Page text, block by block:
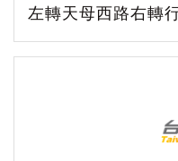
左轉天母西路右轉